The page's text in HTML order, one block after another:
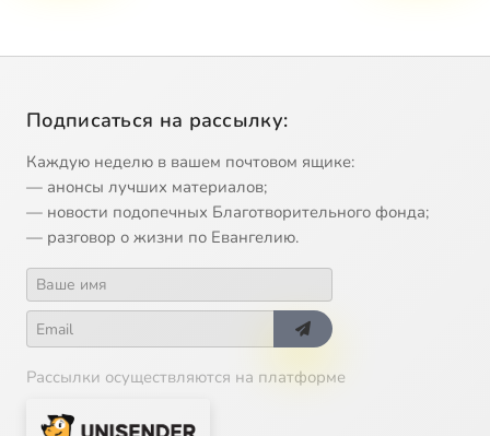
Подписаться на рассылку:
Каждую неделю в вашем почтовом ящике:
— анонсы лучших материалов;
— новости подопечных Благотворительного фонда;
— разговор о жизни по Евангелию.
Рассылки осуществляются на платформе